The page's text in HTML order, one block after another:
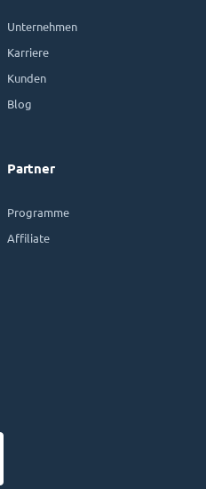
Unternehmen
Karriere
Kunden
Blog
Partner
Programme
Affiliate